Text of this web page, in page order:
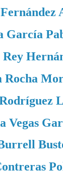
García
Rocha
Vegas